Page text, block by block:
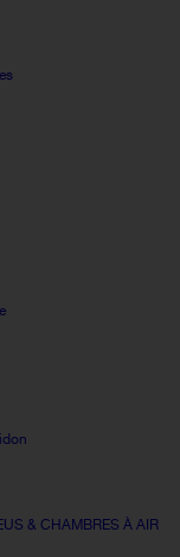
& CHAMBRES À AIR